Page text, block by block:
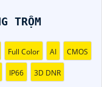
Wifi Imou thường
trí tuệ nhân tạo,
tăng cường tính
cung cấp dịch vụ
TRỘM
Full Color AI CMOS
IP66 3D DNR